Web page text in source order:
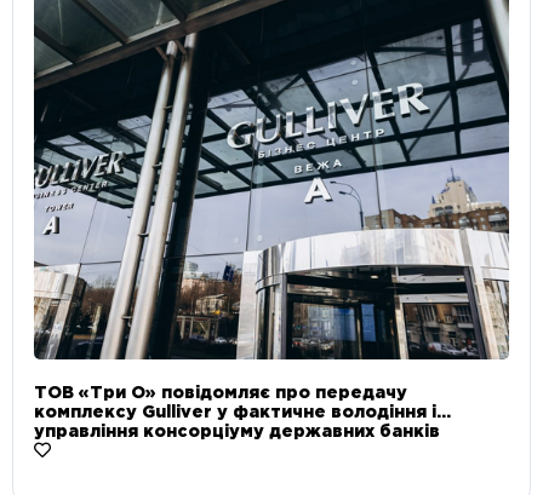
ТОВ «Три О» повідомляє про передачу
комплексу Gulliver у фактичне володіння і
управління консорціуму державних банків